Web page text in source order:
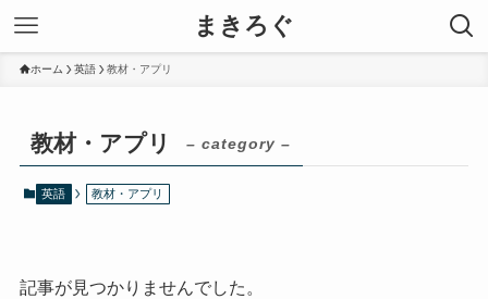
まきろぐ
ホーム 英語 教材・アプリ
教材・アプリ – category –
英語 教材・アプリ
記事が見つかりませんでした。